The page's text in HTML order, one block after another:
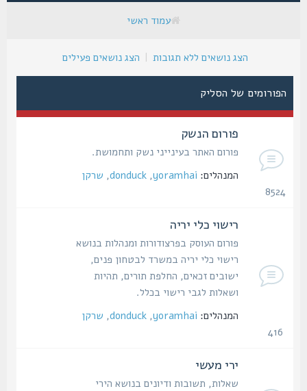
עמוד ראשי
הצג נושאים ללא תגובות | הצג נושאים פעילים
הפורומים של הסליק
פורום הנשק
פורום האתר בעינייני נשק ותחמושת.
המנהלים: yoramhai
,
donduck
,שרקן
8524
רישוי כלי יריה
פורום העוסק בפרצודורות ומנהלות בנושא
רישוי כלי יריה במשרד לבטחון פנים,
ישובים זכאים, החלפת תורים, תהיות
ושאלות לגבי רישוי בכלל.
המנהלים: yoramhai
,
donduck
,שרקן
ירי מעשי
שאלות, תשובות ודיונים בנושא הירי